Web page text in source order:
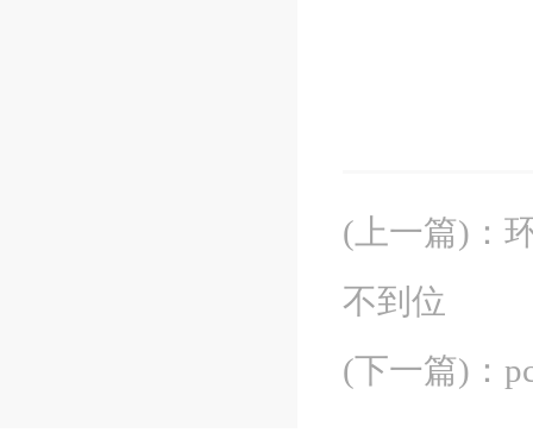
(上一篇) ：
不到位
(下一篇) ：